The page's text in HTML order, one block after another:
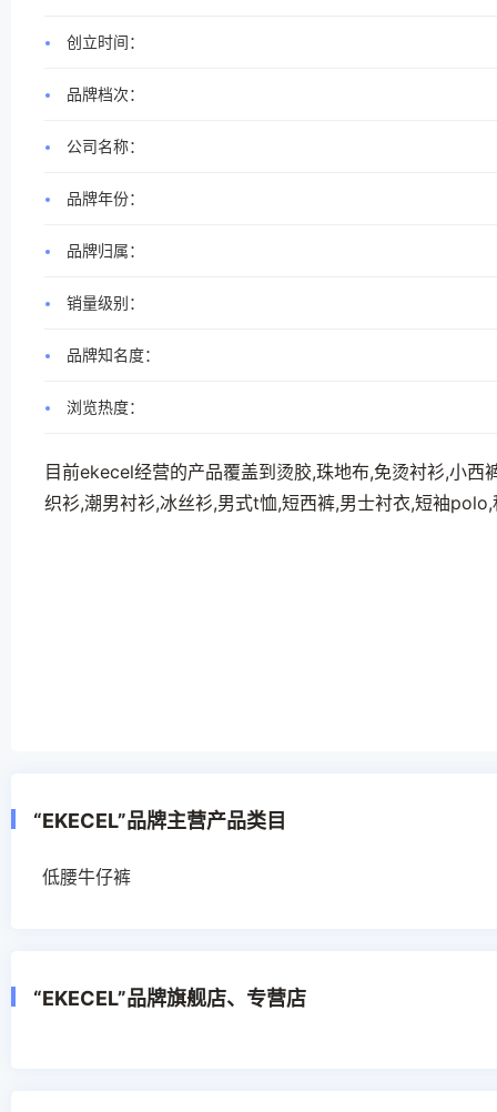
创立时间：
品牌档次：
公司名称：
品牌年份：
品牌归属：
销量级别：
品牌知名度：
浏览热度：
目前ekecel经营的产品覆盖到烫胶,珠地布,免烫衬衫,小
织衫,潮男衬衫,冰丝衫,男式t恤,短西裤,男士衬衣,短袖
“EKECEL”品牌主营产品类目
低腰牛仔裤
“EKECEL”品牌旗舰店、专营店